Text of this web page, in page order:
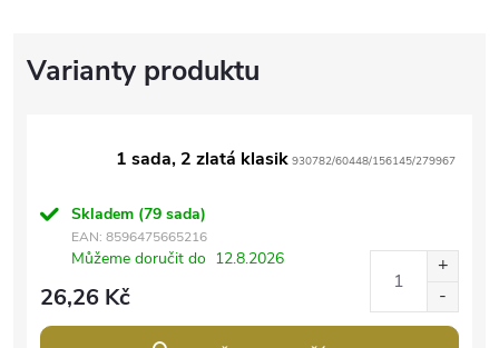
1 sada, 2 zlatá klasik 930782/60448/156145/279967
Skladem (79 sada)
EAN: 8596475665216
Můžeme doručit do 12.8.2026
26,26 Kč